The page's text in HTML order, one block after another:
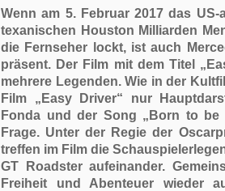
Wenn am 5. Februar 2017 das
texanischen Houston Milliarden
die Fernseher lockt, ist auch
präsent. Der Film mit dem Titel
mehrere Legenden. Wie in der
Film „Easy Driver“ nur
Fonda und der Song „Born to
Frage. Unter der Regie der
treffen im Film die
GT Roadster aufeinander.
Freiheit und Abenteuer wieder